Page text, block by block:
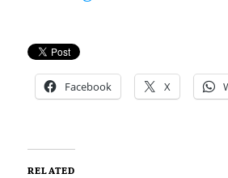
Facebook X
RELATED